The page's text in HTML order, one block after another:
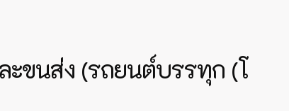
ขนส่ง (รถยนต์บรรทุก (โ